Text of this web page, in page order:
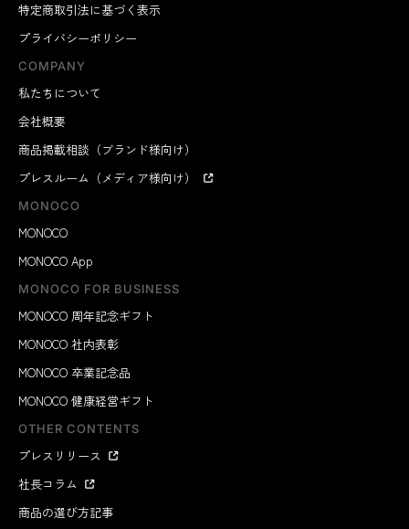
特定商取引法に基づく表示
プライバシーポリシー
COMPANY
私たちについて
会社概要
商品掲載相談（ブランド様向け）
プレスルーム（メディア様向け）
MONOCO
MONOCO
MONOCO App
MONOCO FOR BUSINESS
MONOCO 周年記念ギフト
MONOCO 社内表彰
MONOCO 卒業記念品
MONOCO 健康経営ギフト
OTHER CONTENTS
プレスリリース
社長コラム
商品の選び方記事